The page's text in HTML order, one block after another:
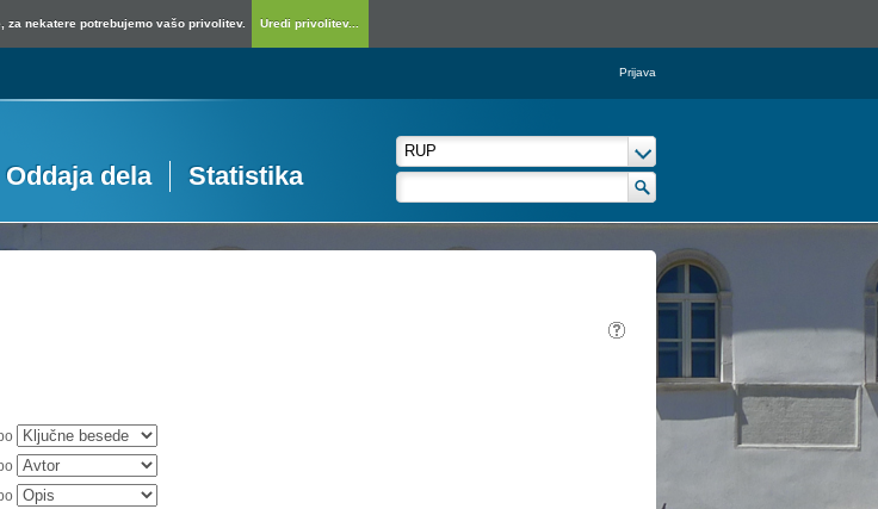
za nekatere potrebujemo vašo privolitev. Uredi privolitev...
Prijava
Oddaja dela Statistika